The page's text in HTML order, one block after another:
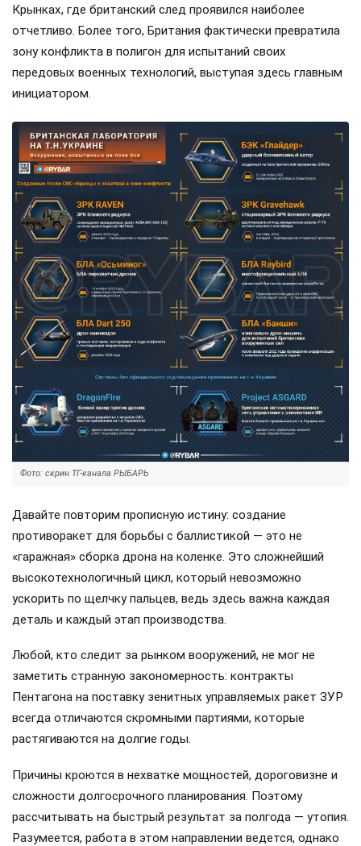
Крынках, где британский след проявился наиболее
отчетливо. Более того, Британия фактически превратила
зону конфликта в полигон для испытаний своих
передовых военных технологий, выступая здесь главным
инициатором.
Фото: скрин ТГ-канала РЫБАРЬ
Давайте повторим прописную истину: создание
противоракет для борьбы с баллистикой — это не
«гаражная» сборка дрона на коленке. Это сложнейший
высокотехнологичный цикл, который невозможно
ускорить по щелчку пальцев, ведь здесь важна каждая
деталь и каждый этап производства.
Любой, кто следит за рынком вооружений, не мог не
заметить странную закономерность: контракты
Пентагона на поставку зенитных управляемых ракет ЗУР
всегда отличаются скромными партиями, которые
растягиваются на долгие годы.
Причины кроются в нехватке мощностей, дороговизне и
сложности долгосрочного планирования. Поэтому
рассчитывать на быстрый результат за полгода — утопия.
Разумеется, работа в этом направлении ведется, однако